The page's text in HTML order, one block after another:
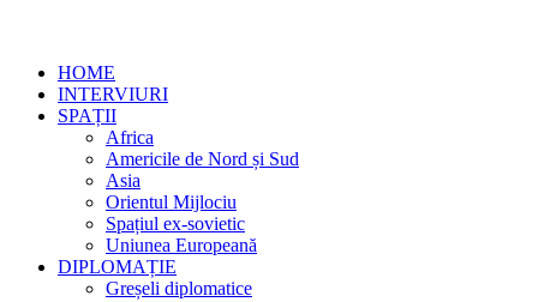
HOME
INTERVIURI
SPAȚII
Africa
Americile de Nord și Sud
Asia
Orientul Mijlociu
Spațiul ex-sovietic
Uniunea Europeană
DIPLOMAȚIE
Greșeli diplomatice